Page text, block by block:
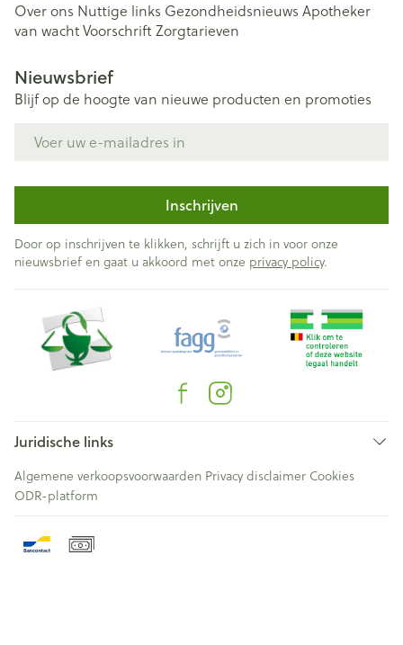
Over ons Nuttige links Gezondheidsnieuws Apotheker
van wachtVoorschriftZorgtarieven
Nieuwsbrief
Blijf op de hoogte van nieuwe producten en promoties
Inschrijven
Door op inschrijven te klikken, schrijft u zich in voor onze
nieuwsbrief en gaat u akkoord met onze privacy policy.
Juridische links
Algemene verkoopsvoorwaarden Privacy disclaimer Cookies
ODR-platform